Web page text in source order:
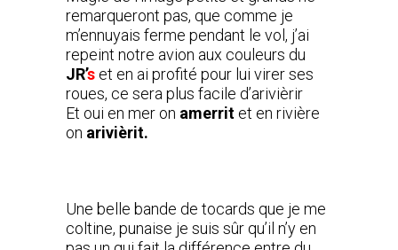
remarqueront pas, que comme je
m’ennuyais ferme pendant le vol, j’ai
repeint notre avion aux couleurs du
JR’s et en ai profité pour lui virer ses
roues, ce sera plus facile d’arivièrir
Et oui en mer on amerrit et en rivière
on arivièrit.
Une belle bande de tocards que je me
coltine, punaise je suis sûr qu’il n’y en